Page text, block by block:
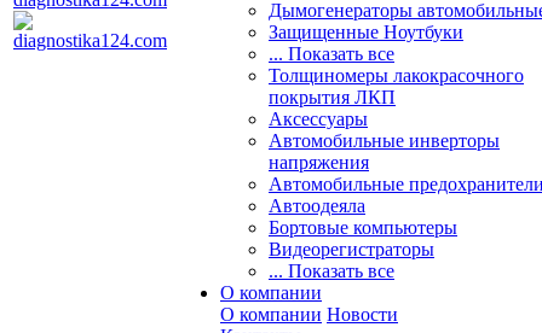
Дымогенераторы
Защищенные Ноутбуки
... Показать все
Толщиномеры лакокрасочного
покрытия ЛКП
Аксессуары
Автомобильные инверторы
напряжения
Автомобильные
Автоодеяла
Бортовые компьютеры
Видеорегистраторы
... Показать все
О компании
О компании Новости